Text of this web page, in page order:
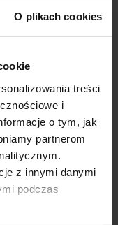
O plikach cookies
treści
i
o tym, jak
partnerom
z innymi danymi
podczas
nie jesteś